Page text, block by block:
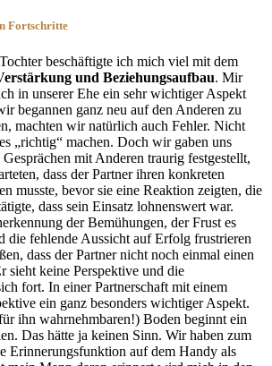
Fortschritte
beschäftigte ich mich viel mit dem
und Beziehungsaufbau. Mir
in unserer Ehe ein sehr wichtiger Aspekt
begannen ganz neu auf den Anderen zu
machten wir natürlich auch Fehler. Nicht
„richtig“ machen. Doch wir gaben uns
mit Anderen traurig festgestellt,
dass der Partner ihren konkreten
musste, bevor sie eine Reaktion zeigten, die
dass sein Einsatz lohnenswert war.
der Bemühungen, der Frust es
die fehlende Aussicht auf Erfolg frustrieren
dass der Partner nicht noch einmal einen
sieht keine Perspektive und die
fort. In einer Partnerschaft mit einem
ein ganz besonders wichtiger Aspekt.
ihn wahrnehmbaren!) Boden beginnt ein
Das hätte ja keinen Sinn. Wir haben zum
Erinnerungsfunktion auf dem Handy als